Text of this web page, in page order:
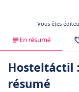
Vous êtes
En résumé
Hosteltáctil
résumé